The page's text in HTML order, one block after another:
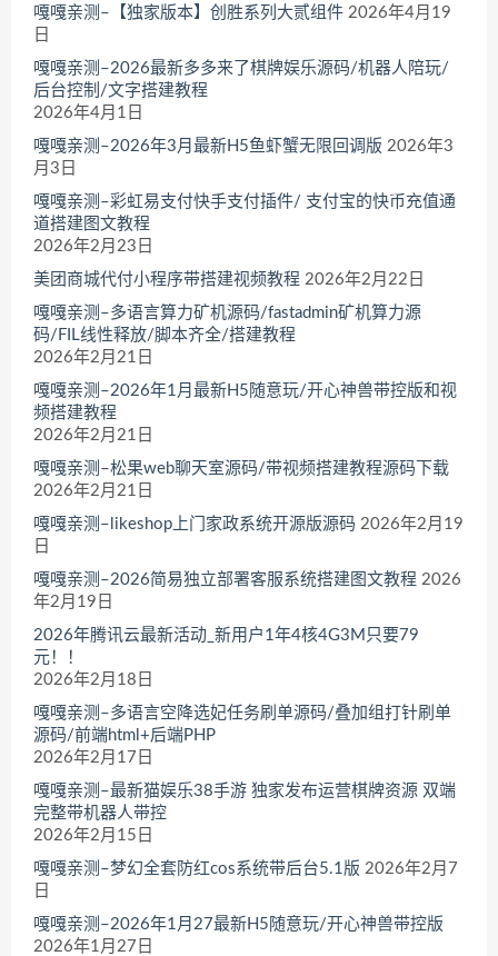
嘎嘎亲测–【独家版本】创胜系列大贰组件 2026年4月19
日
嘎嘎亲测–2026最新多多来了棋牌娱乐源码/机器人陪玩/
后台控制/文字搭建教程
2026年4月1日
嘎嘎亲测–2026年3月最新H5鱼虾蟹无限回调版 2026年3
月3日
嘎嘎亲测–彩虹易支付快手支付插件/ 支付宝的快币充值通
道搭建图文教程
2026年2月23日
美团商城代付小程序带搭建视频教程 2026年2月22日
嘎嘎亲测–多语言算力矿机源码/fastadmin矿机算力源
码/FIL线性释放/脚本齐全/搭建教程
2026年2月21日
嘎嘎亲测–2026年1月最新H5随意玩/开心神兽带控版和视
频搭建教程
2026年2月21日
嘎嘎亲测–松果web聊天室源码/带视频搭建教程源码下载
2026年2月21日
嘎嘎亲测–likeshop上门家政系统开源版源码 2026年2月19
日
嘎嘎亲测–2026简易独立部署客服系统搭建图文教程 2026
年2月19日
2026年腾讯云最新活动_新用户1年4核4G3M只要79
元！！
2026年2月18日
嘎嘎亲测–多语言空降选妃任务刷单源码/叠加组打针刷单
源码/前端html+后端PHP
2026年2月17日
嘎嘎亲测–最新猫娱乐38手游 独家发布运营棋牌资源 双端
完整带机器人带控
2026年2月15日
嘎嘎亲测–梦幻全套防红cos系统带后台5.1版 2026年2月7
日
嘎嘎亲测–2026年1月27最新H5随意玩/开心神兽带控版
2026年1月27日